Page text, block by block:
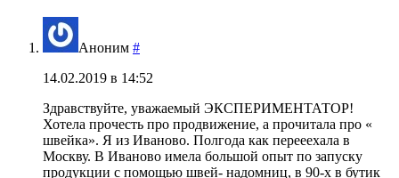
Аноним #
14.02.2019 в 14:52
Здравствуйте, уважаемый ЭКСПЕРИМЕНТАТОР!
Хотела прочесть про продвижение, а прочитала про «
швейка». Я из Иваново. Полгода как перееехала в
Москву. В Иваново имела большой опыт по запуску
продукции с помощью швей- надомниц, в 90-х в бутик